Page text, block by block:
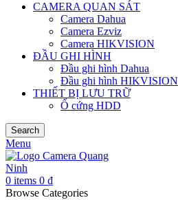
CAMERA QUAN SÁT
Camera Dahua
Camera Ezviz
Camera HIKVISION
ĐẦU GHI HÌNH
Đầu ghi hình Dahua
Đầu ghi hình HIKVISION
THIẾT BỊ LƯU TRỮ
Ổ cứng HDD
Search
Menu
0 items 0 ₫
Browse Categories